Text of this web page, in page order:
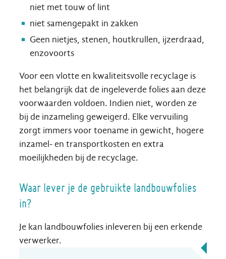
niet met touw of lint
niet samengepakt in zakken
Geen nietjes, stenen, houtkrullen, ijzerdraad,
enzovoorts
Voor een vlotte en kwaliteitsvolle recyclage is
het belangrijk dat de ingeleverde folies aan deze
voorwaarden voldoen. Indien niet, worden ze
bij de inzameling geweigerd. Elke vervuiling
zorgt immers voor toename in gewicht, hogere
inzamel- en transportkosten en extra
moeilijkheden bij de recyclage.
Waar lever je de gebruikte landbouwfolies
in?
Je kan landbouwfolies inleveren bij een erkende
verwerker.